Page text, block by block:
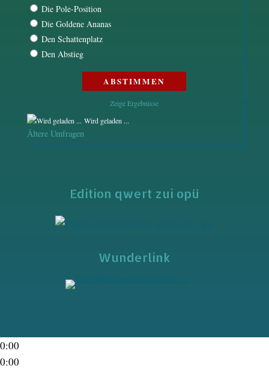
Die Pole-Position
Die Goldene Ananas
Den Schattenplatz
Den Abstieg
Zeige Ergebnisse
Wird geladen ...
Ältere Umfragen
Edition qwert zui opü
Wunderlink
0:00
0:00